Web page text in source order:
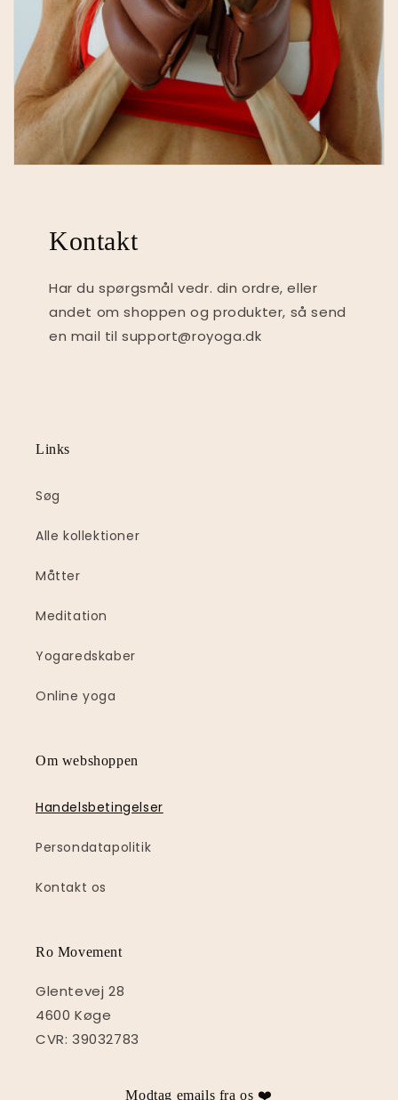
Kontakt
Har du spørgsmål vedr. din ordre, eller
andet om shoppen og produkter, så send
en mail til support@royoga.dk
Links
Søg
Alle kollektioner
Måtter
Meditation
Yogaredskaber
Online yoga
Om webshoppen
Handelsbetingelser
Persondatapolitik
Kontakt os
Ro Movement
Glentevej 28
4600 Køge
CVR: 39032783
Modtag emails fra os ❤️